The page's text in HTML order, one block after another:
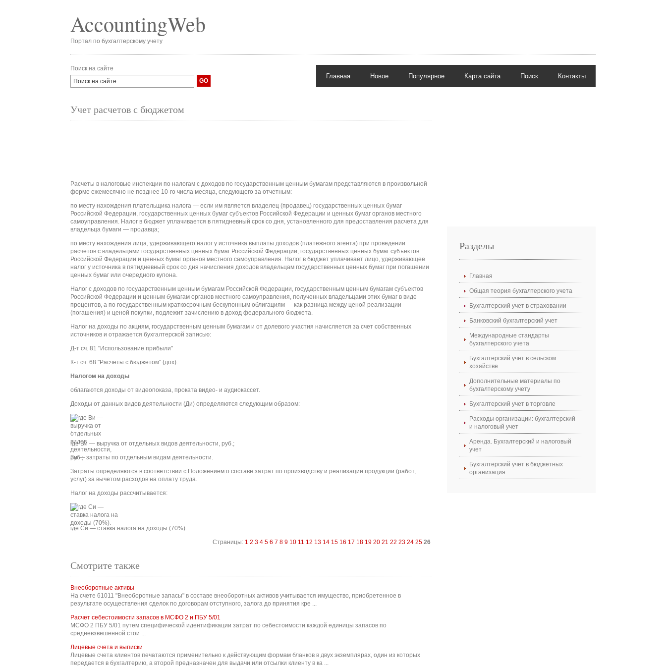
AccountingWeb
Портал по бухгалтерскому учету
Поиск на сайте
Главная Новое Популярное Карта сайта Поиск Контакты
Учет расчетов с бюджетом
Расчеты в налоговые инспекции по налогам с доходов по государственным ценным бумагам представляются в произвольной
форме ежемесячно не позднее 10-го числа месяца, следующего за отчетным:
по месту нахождения плательщика налога — если им является владелец (продавец) государственных ценных бумаг
Российской Федерации, государственных ценных бумаг субъектов Российской Федерации и ценных бумаг органов местного
самоуправления. Налог в бюджет уплачивается в пятидневный срок со дня, установленного для предоставления расчета для
владельца бумаги — продавца;
по месту нахождения лица, удерживающего налог у источника выплаты доходов (платежного агента) при проведении
расчетов с владельцами государственных ценных бумаг Российской Федерации, государственных ценных бумаг субъектов
Российской Федерации и ценных бумаг органов местного самоуправления. Налог в бюджет уплачивает лицо, удерживающее
налог у источника в пятидневный срок со дня начисления доходов владельцам государственных ценных бумаг при погашении
ценных бумаг или очередного купона.
Налог с доходов по государственным ценным бумагам Российской Федерации, государственным ценным бумагам субъектов
Российской Федерации и ценным бумагам органов местного самоуправления, полученных владельцами этих бумаг в виде
процентов, а по государственным краткосрочным бескупонным облигациям — как разница между ценой реализации
(погашения) и ценой покупки, подлежит зачислению в доход федерального бюджета.
Налог на доходы по акциям, государственным ценным бумагам и от долевого участия начисляется за счет собственных
источников и отражается бухгалтерской записью:
Д-т сч. 81 "Использование прибыли"
К-т сч. 68 "Расчеты с бюджетом" (дох).
Налогом на доходы
облагаются доходы от видеопоказа, проката видео- и аудиокассет.
Доходы от данных видов деятельности (Ди) определяются следующим образом:
,
где Ви — выручка от отдельных видов деятельности, руб.;
Зи — затраты по отдельным видам деятельности.
Затраты определяются в соответствии с Положением о составе затрат по производству и реализации продукции (работ,
услуг) за вычетом расходов на оплату труда.
Налог на доходы рассчитывается:
где Си — ставка налога на доходы (70%).
Страницы: 1 2 3 4 5 6 7 8 9 10 11 12 13 14 15 16 17 18 19 20 21 22 23 24 25 26
Смотрите также
Внеоборотные активы
На счете 61011 "Внеоборотные запасы" в составе внеоборотных активов учитывается имущество, приобретенное в
результате осуществления сделок по договорам отступного, залога до принятия кре ...
Расчет себестоимости запасов в МСФО 2 и ПБУ 5/01
МСФО 2 ПБУ 5/01 путем специфической идентификации затрат по себестоимости каждой единицы запасов по
средневзвешенной стои ...
Лицевые счета и выписки
Лицевые счета клиентов печатаются применительно к действующим формам бланков в двух экземплярах, один из которых
передается в бухгалтерию, а второй предназначен для выдачи или отсылки клиенту в ка ...
Разделы
Главная
Общая теория бухгалтерского учета
Бухгалтерский учет в страховании
Банковский бухгалтерский учет
Международные стандарты
бухгалтерского учета
Бухгалтерский учет в сельском
хозяйстве
Дополнительные материалы по
бухгалтерскому учету
Бухгалтерский учет в торговле
Расходы организации: бухгалтерский
и налоговый учет
Аренда. Бухгалтерский и налоговый
учет
Бухгалтерский учет в бюджетных
организация